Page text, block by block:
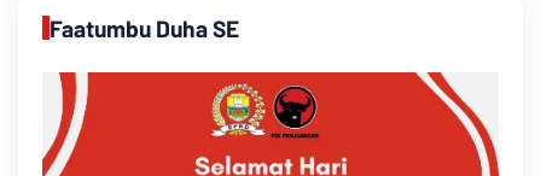
Faatumbu Duha SE